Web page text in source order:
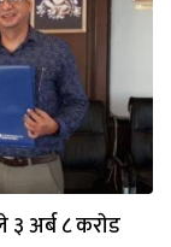
३ अर्ब ८ कराेड